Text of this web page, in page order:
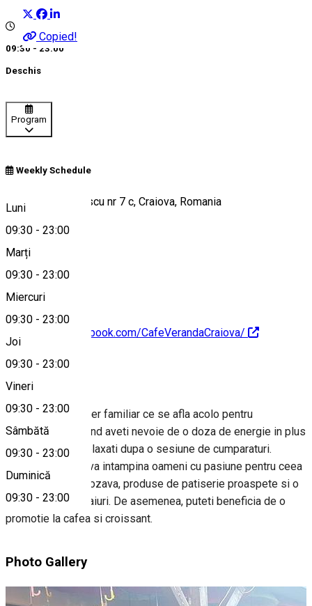
Copied!
09:30 - 23:00
Deschis
Program
Weekly Schedule
Luni
09:30 - 23:00
Marți
09:30 - 23:00
Miercuri
09:30 - 23:00
Joi
09:30 - 23:00
Vineri
09:30 - 23:00
Sâmbătă
09:30 - 23:00
Duminică
09:30 - 23:00
aristizza romanescu nr 7 c, Craiova, Romania
Hartă
https://www.facebook.com/CafeVerandaCraiova/
Despre
O cafenea cu un aer familiar ce se afla acolo pentru
dumnevoastra, cand aveti nevoie de o doza de energie in plus
sau doriti sa va relaxati dupa o sesiune de cumparaturi.
La Cafe Veranda va intampina oameni cu pasiune pentru ceea
ce fac, o cafea grozava, produse de patiserie proaspete si o
gama larga de ceaiuri. De asemenea, puteti beneficia de o
promotie la cafea si croissant.
Photo Gallery